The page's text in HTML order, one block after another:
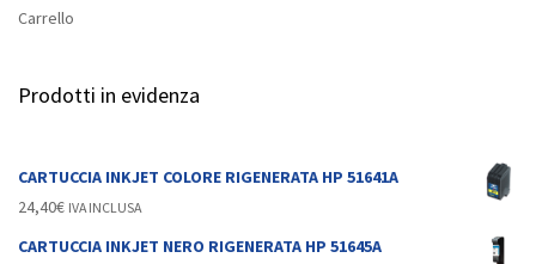
Carrello
Prodotti in evidenza
CARTUCCIA INKJET COLORE RIGENERATA HP 51641A
24,40€ IVA INCLUSA
CARTUCCIA INKJET NERO RIGENERATA HP 51645A